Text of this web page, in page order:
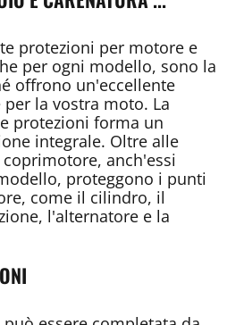
protezioni per motore e
per ogni modello, sono la
offrono un'eccellente
la vostra moto. La
protezioni forma un
integrale. Oltre alle
anch'essi
proteggono i punti
come il cilindro, il
l'alternatore e la